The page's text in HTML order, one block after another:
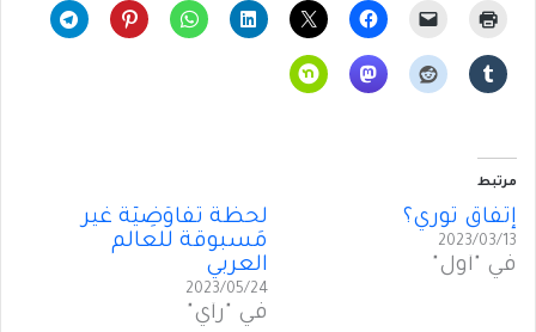
مرتبط
إتفاقٌ ثوري؟
2023/03/13
في "أول"
لحظةٌ تفاوُضِيّة غير
مَسبوقة للعالم
العربي
2023/05/24
في "رأي"